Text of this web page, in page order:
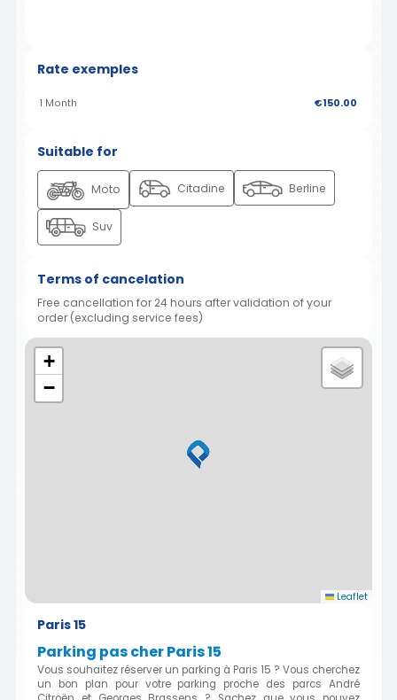
Rate exemples
1 Month €150.00
Suitable for
Moto Citadine Berline
Suv
Terms of cancelation
Free cancellation for 24 hours after validation of your
order (excluding service fees)
+
−
Leaflet
Paris 15
Parking pas cher Paris 15
Vous souhaitez réserver un parking à Paris 15 ? Vous cherchez
un bon plan pour votre parking proche des parcs André